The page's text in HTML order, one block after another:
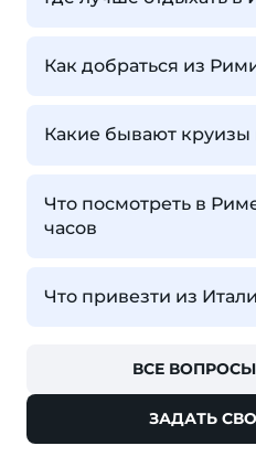
Как добраться из
Какие бывают
Что посмотреть в
часов
Что привезти из
ВСЕ
ЗАДАТЬ